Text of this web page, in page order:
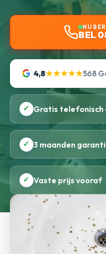
NU
BEL
4,8★★★★★568
✓ Gratis telefonisch
✓ 3 maanden
✓ Vaste prijs vooraf